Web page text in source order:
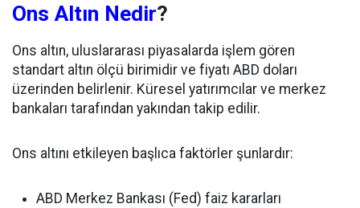
Ons Altın Nedir?
Ons altın, uluslararası piyasalarda işlem gören
standart altın ölçü birimidir ve fiyatı ABD doları
üzerinden belirlenir. Küresel yatırımcılar ve merkez
bankaları tarafından yakından takip edilir.
Ons altını etkileyen başlıca faktörler şunlardır:
ABD Merkez Bankası (Fed) faiz kararları